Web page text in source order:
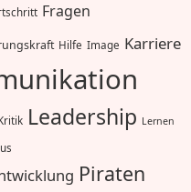
Fragen
Hilfe Image Karriere
Leadership Lernen
Piraten